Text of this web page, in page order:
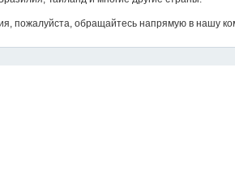
пожалуйста, обращайтесь напрямую в нашу